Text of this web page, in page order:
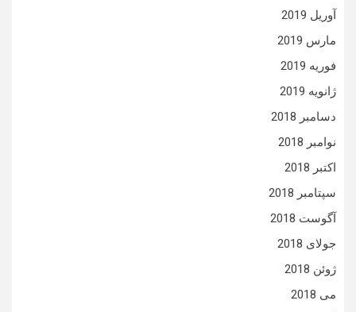
آوریل 2019
مارس 2019
فوریه 2019
ژانویه 2019
دسامبر 2018
نوامبر 2018
اکتبر 2018
سپتامبر 2018
آگوست 2018
جولای 2018
ژوئن 2018
می 2018